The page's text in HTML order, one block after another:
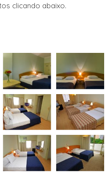
clicando abaixo.